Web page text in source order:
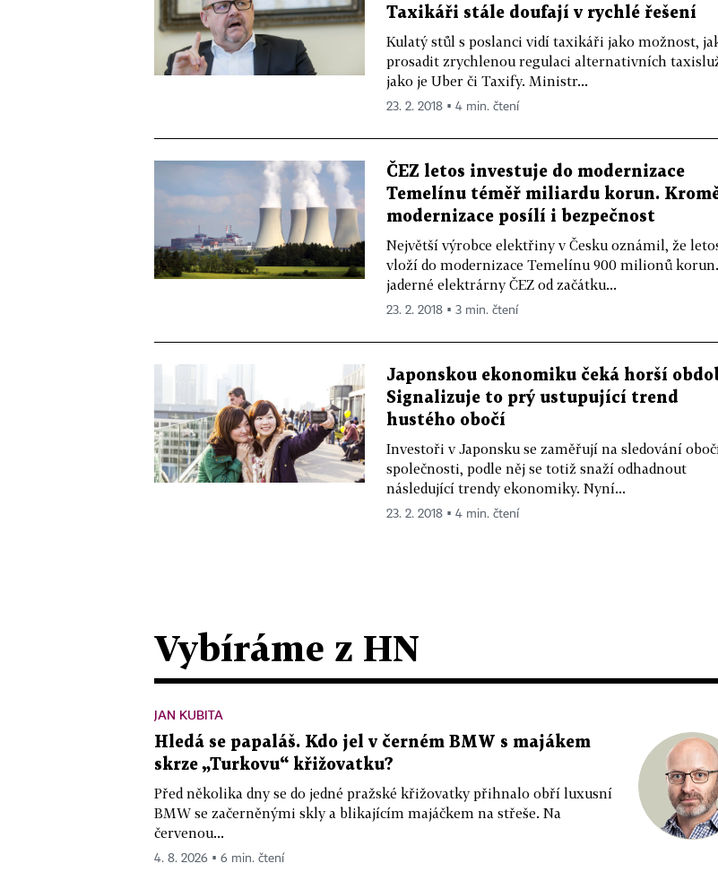
Taxikáři stále doufají v rychlé řešení
Kulatý stůl s poslanci vidí taxikáři jako možnost,
prosadit zrychlenou regulaci alternativních
jako je Uber či Taxify. Ministr...
23. 2. 2018 ▪ 4 min. čtení
ČEZ letos investuje do modernizace
Temelínu téměř miliardu korun.
modernizace posílí i bezpečnost
Největší výrobce elektřiny v Česku oznámil, že
vloží do modernizace Temelínu 900 milionů
jaderné elektrárny ČEZ od začátku...
23. 2. 2018 ▪ 3 min. čtení
Japonskou ekonomiku čeká horší
Signalizuje to prý ustupující trend
hustého obočí
Investoři v Japonsku se zaměřují na sledování
společnosti, podle něj se totiž snaží odhadnout
následující trendy ekonomiky. Nyní...
23. 2. 2018 ▪ 4 min. čtení
Vybíráme z HN
JAN KUBITA
Hledá se papaláš. Kdo jel v černém BMW s majákem
skrze „Turkovu“ křižovatku?
Před několika dny se do jedné pražské křižovatky přihnalo obří luxusní
BMW se začerněnými skly a blikajícím majáčkem na střeše. Na
červenou...
4. 8. 2026 ▪ 6 min. čtení